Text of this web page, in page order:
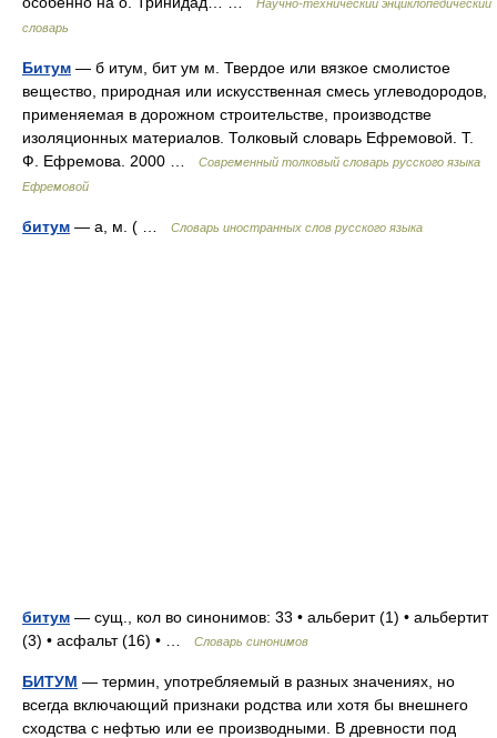
Научно-технический энциклопедический
словарь
Битум — б итум, бит ум м. Твердое или вязкое смолистое
вещество, природная или искусственная смесь углеводородов,
применяемая в дорожном строительстве, производстве
изоляционных материалов. Толковый словарь Ефремовой. Т.
Ф. Ефремова. 2000 …
Современный толковый словарь русского языка
Ефремовой
битум — а, м. ( … Словарь иностранных слов русского языка
битум — сущ., кол во синонимов: 33 • альберит (1) • альбертит
(3) • асфальт (16) • …
Словарь синонимов
БИТУМ — термин, употребляемый в разных значениях, но
всегда включающий признаки родства или хотя бы внешнего
сходства с нефтью или ее производными. В древности под